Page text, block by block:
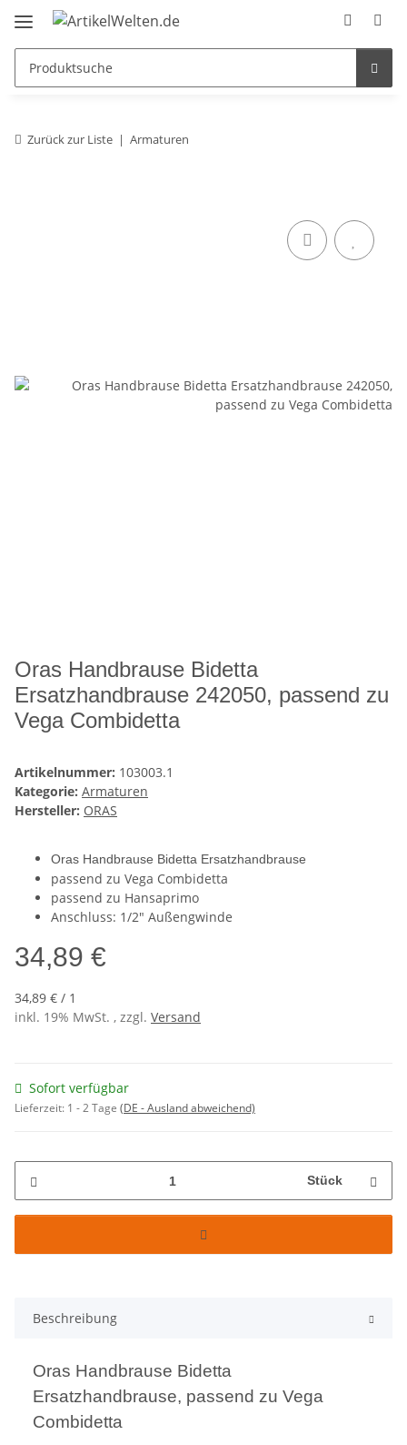
Zurück zur Liste Armaturen
Oras Handbrause Bidetta
Ersatzhandbrause 242050, passend zu
Vega Combidetta
Artikelnummer: 103003.1
Kategorie: Armaturen
Hersteller: ORAS
Oras Handbrause Bidetta Ersatzhandbrause
passend zu Vega Combidetta
passend zu Hansaprimo
Anschluss: 1/2" Außengwinde
34,89 €
34,89 € / 1
inkl. 19% MwSt. , zzgl. Versand
Sofort verfügbar
Lieferzeit: 1 - 2 Tage (DE - Ausland abweichend)
Stück
Beschreibung
Oras Handbrause Bidetta
Ersatzhandbrause, passend zu Vega
Combidetta